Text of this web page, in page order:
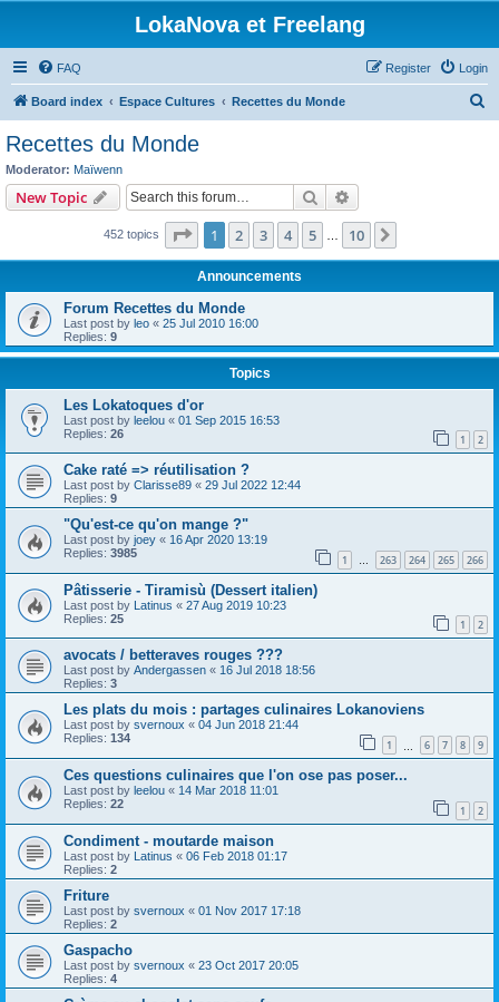
LokaNova et Freelang
FAQ Login
Register
Board index Espace Cultures Recettes du Monde
Recettes du Monde
Moderator: Maïwenn
New Topic Search
452 topics Page 1of 10
1 2 3 4 5 10
Announcements
Forum Recettes du Monde
Last post by leo « 25 Jul 2010 16:00
Replies: 9
Topics
Les Lokatoques d'or
Last post by leelou « 01 Sep 2015 16:53
Replies: 26 1 2
Cake raté => réutilisation ?
Last post by Clarisse89 « 29 Jul 2022 12:44
Replies: 9
"Qu'est-ce qu'on mange ?"
Last post by joey « 16 Apr 2020 13:19
Replies: 3985 1 … 263 264 265 266
Pâtisserie - Tiramisù (Dessert italien)
Last post by Latinus « 27 Aug 2019 10:23
Replies: 25 1 2
avocats / betteraves rouges ???
Last post by Andergassen « 16 Jul 2018 18:56
Replies: 3
Les plats du mois : partages culinaires Lokanoviens
Last post by svernoux « 04 Jun 2018 21:44
Replies: 134 1 6 7 8 9
Ces questions culinaires que l'on ose pas poser...
Last post by leelou « 14 Mar 2018 11:01
Replies: 22 1 2
Condiment - moutarde maison
Last post by Latinus « 06 Feb 2018 01:17
Replies: 2
Friture
Last post by svernoux « 01 Nov 2017 17:18
Replies: 2
Gaspacho
Last post by svernoux « 23 Oct 2017 20:05
Replies: 4